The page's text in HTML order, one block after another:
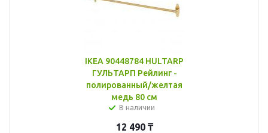
IKEA 90448784 HULTARP
ГУЛЬТАРП Рейлинг -
полированный/желтая
медь 80 см
В наличии
12 490₸